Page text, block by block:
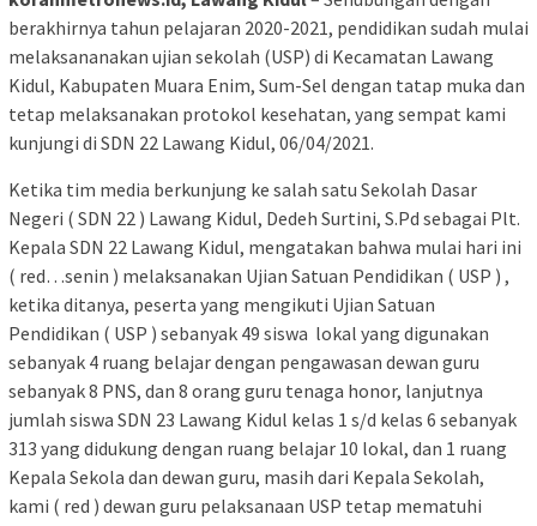
berakhirnya tahun pelajaran 2020-2021, pendidikan sudah mulai
melaksananakan ujian sekolah (USP) di Kecamatan Lawang
Kidul, Kabupaten Muara Enim, Sum-Sel dengan tatap muka dan
tetap melaksanakan protokol kesehatan, yang sempat kami
kunjungi di SDN 22 Lawang Kidul, 06/04/2021.
Ketika tim media berkunjung ke salah satu Sekolah Dasar
Negeri ( SDN 22 ) Lawang Kidul, Dedeh Surtini, S.Pd sebagai Plt.
Kepala SDN 22 Lawang Kidul, mengatakan bahwa mulai hari ini
( red…senin ) melaksanakan Ujian Satuan Pendidikan ( USP ) ,
ketika ditanya, peserta yang mengikuti Ujian Satuan
Pendidikan ( USP ) sebanyak 49 siswa lokal yang digunakan
sebanyak 4 ruang belajar dengan pengawasan dewan guru
sebanyak 8 PNS, dan 8 orang guru tenaga honor, lanjutnya
jumlah siswa SDN 23 Lawang Kidul kelas 1 s/d kelas 6 sebanyak
313 yang didukung dengan ruang belajar 10 lokal, dan 1 ruang
Kepala Sekola dan dewan guru, masih dari Kepala Sekolah,
kami ( red ) dewan guru pelaksanaan USP tetap mematuhi